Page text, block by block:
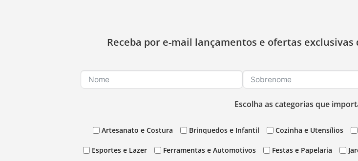
Receba por e-mail lançamentos e ofertas
Escolha as categorias que
Artesanato e Costura Brinquedos e Infantil Cozinha e Utensílios
Esportes e Lazer Ferramentas e Automotivos Festas e Papelaria